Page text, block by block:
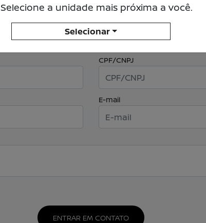
CPF/CNPJ
E-mail
ENTRAR EM CONTATO
Selecione a unidade mais próxima a você.
Selecionar